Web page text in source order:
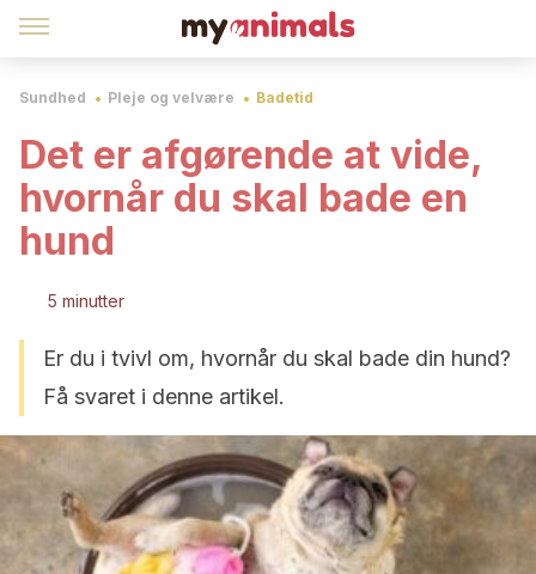
Sundhed Pleje og velvære Badetid
Det er afgørende at vide,
hvornår du skal bade en
hund
5 minutter
Er du i tvivl om, hvornår du skal bade din hund?
Få svaret i denne artikel.